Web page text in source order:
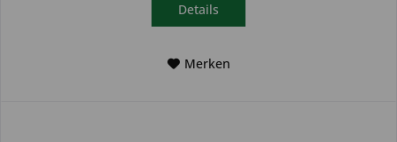
Details
Merken